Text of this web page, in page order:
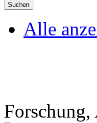
Suchen
Alle